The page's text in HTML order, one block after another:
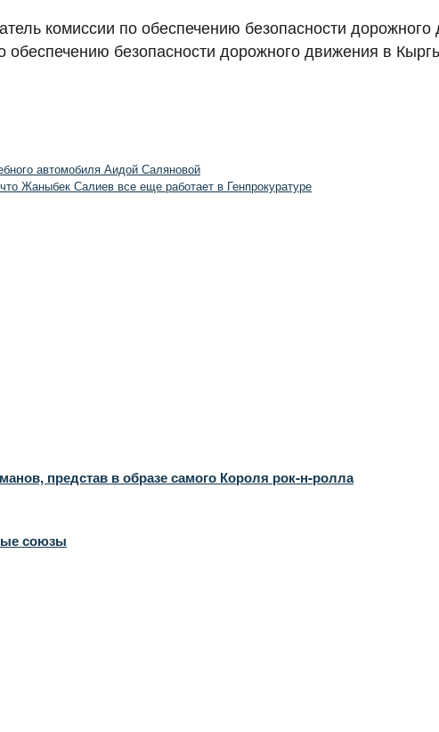
комиссии по обеспечению безопасности
безопасности дорожного движения в
автомобиля Аидой Саляновой
Жаныбек Салиев все еще работает в Генпрокуратуре
представ в образе самого Короля рок-н-ролла
союзы